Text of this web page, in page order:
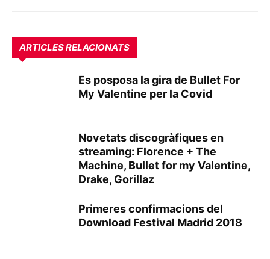
ARTICLES RELACIONATS
Es posposa la gira de Bullet For
My Valentine per la Covid
Novetats discogràfiques en
streaming: Florence + The
Machine, Bullet for my Valentine,
Drake, Gorillaz
Primeres confirmacions del
Download Festival Madrid 2018